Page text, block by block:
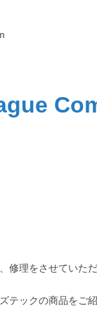
理をさせていた
テックの商品をご